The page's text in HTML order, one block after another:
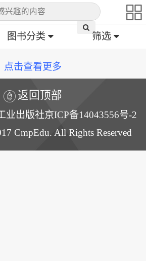
图书分类 筛选
点击查看更多
返回顶部
业出版社京ICP备14043556号-2
CmpEdu. All Rights Reserved